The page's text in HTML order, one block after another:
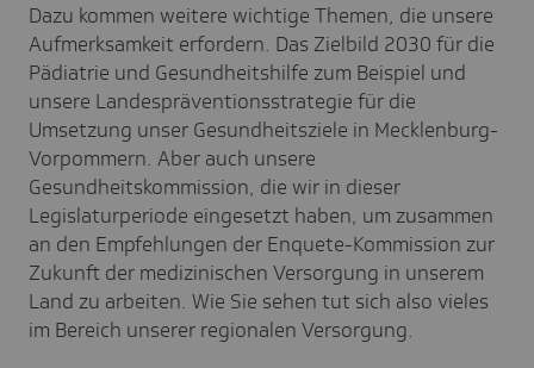
Dazu kommen weitere wichtige Themen, die unsere
Aufmerksamkeit erfordern. Das Zielbild 2030 für die
Pädiatrie und Gesundheitshilfe zum Beispiel und
unsere Landespräventionsstrategie für die
Umsetzung unser Gesundheitsziele in Mecklenburg-
Vorpommern. Aber auch unsere
Gesundheitskommission, die wir in dieser
Legislaturperiode eingesetzt haben, um zusammen
an den Empfehlungen der Enquete-Kommission zur
Zukunft der medizinischen Versorgung in unserem
Land zu arbeiten. Wie Sie sehen tut sich also vieles
im Bereich unserer regionalen Versorgung.